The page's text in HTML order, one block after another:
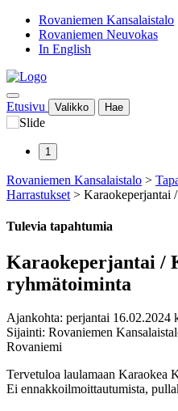
Rovaniemen Kansalaistalo
Rovaniemen Neuvokas
In English
Etusivu Valikko Hae
1
Rovaniemen Kansalaistalo >
Harrastukset > Karaokeperjantai
Tulevia tapahtumia
Karaokeperjantai /
ryhmätoiminta
Ajankohta: perjantai 16.02.2024
Sijainti: Rovaniemen
Rovaniemi
Tervetuloa laulamaan Karaokea
Ei ennakkoilmoittautumista,